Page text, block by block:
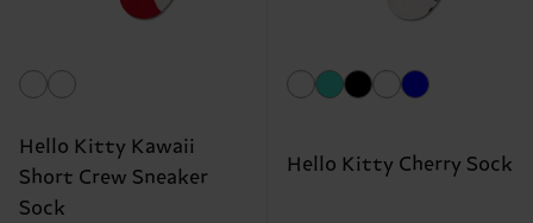
Hello Kitty Kawaii
Short Crew Sneaker
Sock
Hello Kitty Cherry Sock